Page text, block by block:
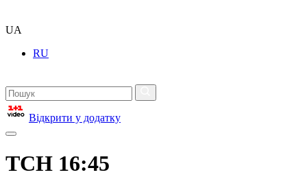
UA
RU
Відкрити у додатку
ТСН 16:45